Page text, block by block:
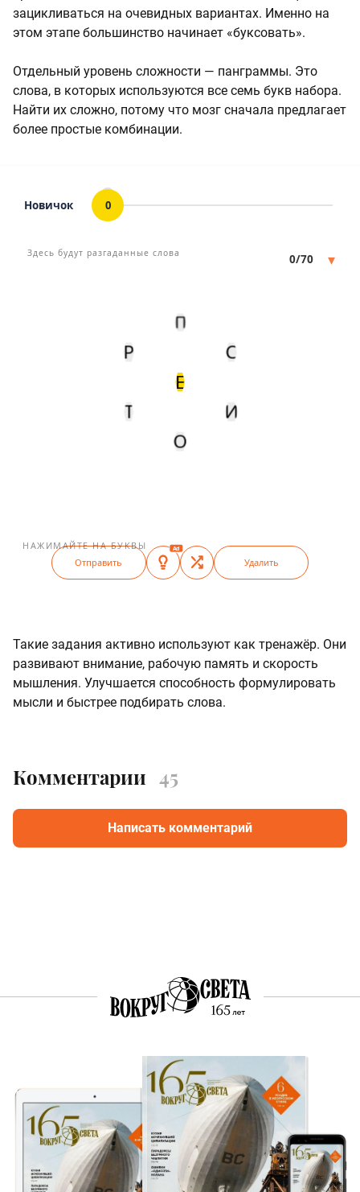
зацикливаться на очевидных вариантах. Именно на
этом этапе большинство начинает «буксовать».
Отдельный уровень сложности — панграммы. Это
слова, в которых используются все семь букв набора.
Найти их сложно, потому что мозг сначала предлагает
более простые комбинации.
Новичок 0
Статус Мин. кол-во очков
Здесь будут разгаданные слова 0/70 ▾
Е
П
Р
С
Т
И
О
НАЖИМАЙТЕ НА БУКВЫ
Отправить
Ad
Удалить
Такие задания активно используют как тренажёр. Они
развивают внимание, рабочую память и скорость
мышления. Улучшается способность формулировать
мысли и быстрее подбирать слова.
Комментарии 45
Написать комментарий